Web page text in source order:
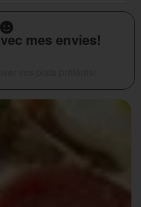
mes envies!